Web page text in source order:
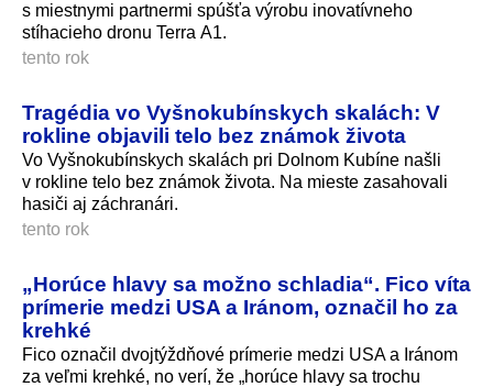
s miestnymi partnermi spúšťa výrobu inovatívneho
stíhacieho dronu Terra A1.
tento rok
Tragédia vo Vyšnokubínskych skalách: V
rokline objavili telo bez známok života
Vo Vyšnokubínskych skalách pri Dolnom Kubíne našli
v rokline telo bez známok života. Na mieste zasahovali
hasiči aj záchranári.
tento rok
„Horúce hlavy sa možno schladia“. Fico víta
prímerie medzi USA a Iránom, označil ho za
krehké
Fico označil dvojtýždňové prímerie medzi USA a Iránom
za veľmi krehké, no verí, že „horúce hlavy sa trochu